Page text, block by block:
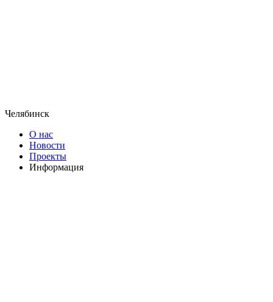
Челябинск
О нас
Новости
Проекты
Информация